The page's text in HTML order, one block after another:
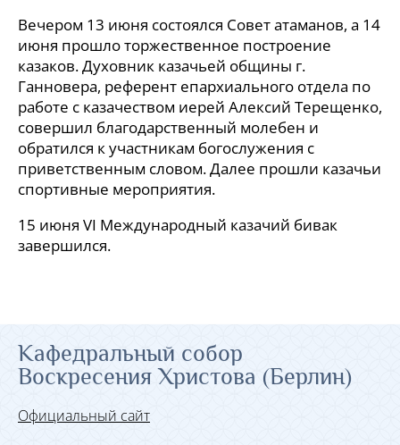
Вечером 13 июня состоялся Совет атаманов, а 14
июня прошло торжественное построение
казаков. Духовник казачьей общины г.
Ганновера, референт епархиального отдела по
работе с казачеством иерей Алексий Терещенко,
совершил благодарственный молебен и
обратился к участникам богослужения с
приветственным словом. Далее прошли казачьи
спортивные мероприятия.
15 июня VI Международный казачий бивак
завершился.
Кафедральный собор
Воскресения Христова (Берлин)
Официальный сайт